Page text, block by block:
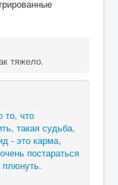
тяжело.
то, что
такая судьба,
- это карма,
постараться
плюнуть.